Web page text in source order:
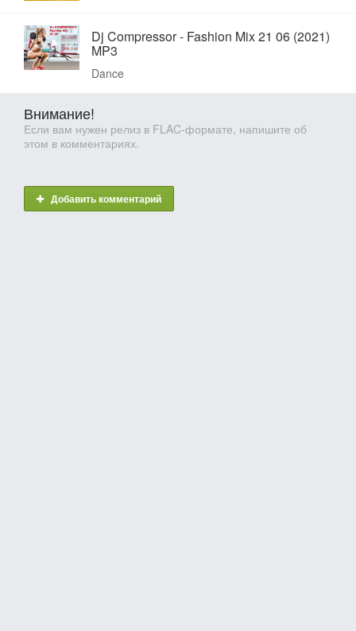
Dj Compressor - Fashion Mix 21 06 (2021)
MP3
Dance
Внимание!
Если вам нужен релиз в FLAC-формате, напишите об
этом в комментариях.
Добавить комментарий